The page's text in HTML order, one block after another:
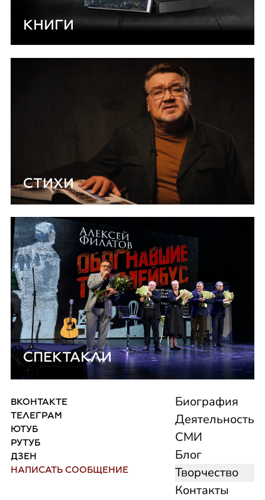
КНИГИ
СТИХИ
СПЕКТАКЛИ
КОНТАКТЫ
ВКОНТАКТЕ
ТЕЛЕГРАМ
ЮТУБ
РУТУБ
ДЗЕН
НАПИСАТЬ СООБЩЕНИЕ
Биография
Деятельность
СМИ
Блог
Творчество
Контакты